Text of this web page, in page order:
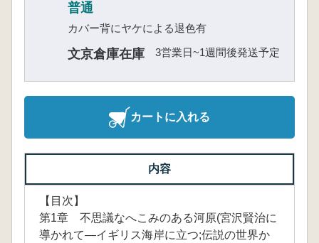
普通
カバー背にヤケによる退色有
文京倉庫在庫 3営業日~1週間後発送予定
カートに入れる
内容
【目次】
第1章 不思議なへこみのある河原(宮沢賢治に
導かれて—イギリス海岸に立つ;伝説の世界か